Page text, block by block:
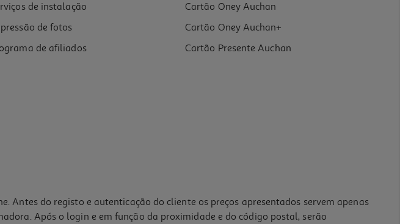
de instalação
de fotos
de afiliados
Cartão Oney Auchan
Cartão Oney Auchan+
Cartão Presente Auchan
Antes do registo e autenticação do cliente os preços apresentados servem apenas
Após o login e em função da proximidade e do código postal, serão